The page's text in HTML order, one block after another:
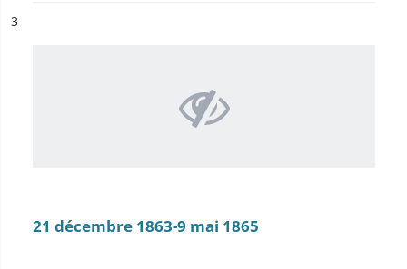
n°
3
21 décembre 1863-9 mai 1865